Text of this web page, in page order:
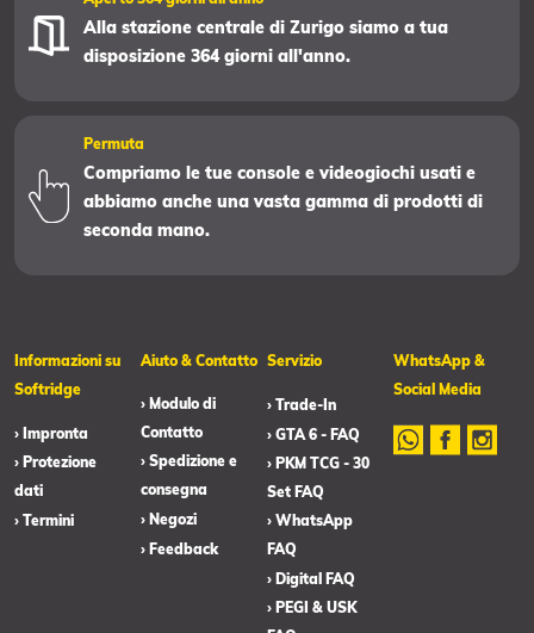
Alla stazione centrale di Zurigo siamo a tua
disposizione 364 giorni all'anno.
Permuta
Compriamo le tue console e videogiochi usati e
abbiamo anche una vasta gamma di prodotti di
seconda mano.
Informazioni su
Softridge
› Impronta
› Protezione
dati
› Termini
Aiuto & Contatto
› Modulo di
Contatto
› Spedizione e
consegna
› Negozi
› Feedback
Servizio
› Trade-In
› GTA 6 - FAQ
› PKM TCG - 30
Set FAQ
› WhatsApp
FAQ
› Digital FAQ
› PEGI & USK
WhatsApp &
Social Media